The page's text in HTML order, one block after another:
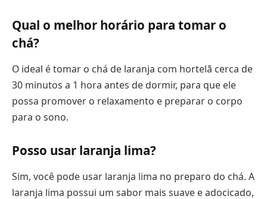
Qual o melhor horário para tomar o
chá?
O ideal é tomar o chá de laranja com hortelã cerca de
30 minutos a 1 hora antes de dormir, para que ele
possa promover o relaxamento e preparar o corpo
para o sono.
Posso usar laranja lima?
Sim, você pode usar laranja lima no preparo do chá. A
laranja lima possui um sabor mais suave e adocicado,